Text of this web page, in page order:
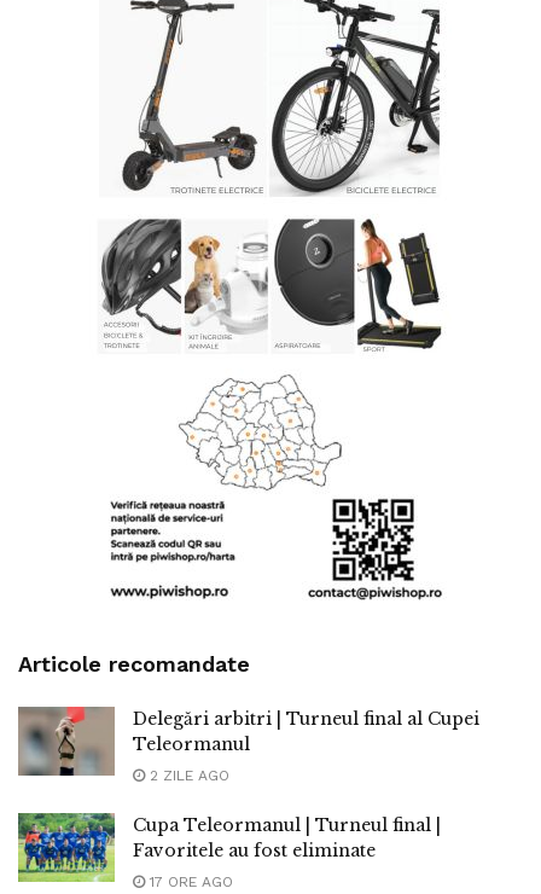
Articole recomandate
Delegări arbitri | Turneul final al Cupei
Teleormanul
2 ZILE AGO
Cupa Teleormanul | Turneul final |
Favoritele au fost eliminate
17 ORE AGO